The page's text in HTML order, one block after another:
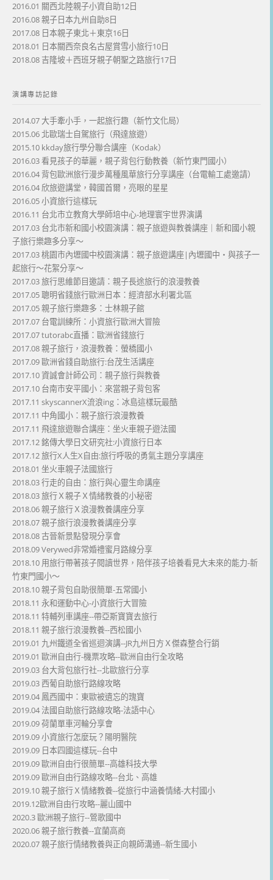
2016.01 關西北陸親子小資自助12日
2016.08 親子日本九州自助8日
2017.08 日本親子東北＋東京16日
2018.01 日本關西奈良名古屋賞雪小旅行10日
2018.08 吉隆坡＋西班牙親子朝聖之路旅行17日
演講專訪記錄
2014.07 大手牽小手，一起旅行趣（新竹文化局）
2015.06 北歐瑞士自駕旅行（飛達旅遊）
2015.10 kkday旅行學分聯合講座（Kodak）
2016.03 看見孩子的華麗，親子背包行動教養（新竹東門國小）
2016.04 背包歐洲旅行漫步萬種風華旅行分享講座（台電輸工處邀請）
2016.04 欣旅遊講堂，韓國首爾，亮眼的星星
2016.05 小資旅行這樣玩
2016.11 台北市立教育大學師培中心-地理寰宇世界演講
2017.03 台北市新和國小校園演講：親子旅遊與教養講座｜新和國小親
子旅行樂趣多分享～
2017.03 桃園市內壢國中校園演講：親子旅遊講座|內壢國中・與孩子一
起旅行～花絮分享～
2017.03 旅行思維節目邀請：親子長途旅行的浪漫教養
2017.05 聰明省錢旅行歐洲日本：經濟部水利署北區
2017.05 親子旅行樂趣多：士林親子館
2017.07 台電訓練所：小資旅行歐洲大冒險
2017.07 tutorabc直播：歐洲省錢旅行
2017.08 親子旅行，浪漫教養：螢橋國小
2017.09 歐洲省錢自助旅行:台茂生活講座
2017.10 資誠會計師公司：親子旅行與教養
2017.10 台南市安平國小：來當親子背包客
2017.11 skyscannerX流浪ing：冰島這樣玩最酷
2017.11 中角國小：親子旅行浪漫教養
2017.11 飛達旅遊聯合講座：坐火車親子遊法國
2017.12 銘傳大學日文研究社:小資旅行日本
2017.12 旅行X人生X自由:旅行呼吸的勇氣主題分享講座
2018.01 坐火車親子法國旅行
2018.03 行走的自由：旅行與心靈生命講座
2018.03 旅行Ｘ親子Ｘ情緒教養的小秘密
2018.06 親子旅行Ｘ浪漫教養講座分享
2018.07 親子旅行浪漫教養講座分享
2018.08 古晉新景點發現分享會
2018.09 Verywed非常婚禮蜜月路線分享
2018.10 用旅行帶著孩子閱讀世界，陪伴孩子培養看見大未來的能力-新
竹東門國小～
2018.10 親子背包自助很簡單-五常國小
2018.11 永和運動中心-小資旅行大冒險
2018.11 特輔列車講座--帶亞斯寶寶去旅行
2018.11 親子旅行浪漫教養--西松國小
2019.01 九州鐵道全省巡迴演講--JR九州日方Ｘ傑森整合行銷
2019.01 歐洲自由行-機票攻略--歐洲自由行全攻略
2019.03 台大背包旅行社--北歐旅行分享
2019.03 西葡自助旅行路線攻略
2019.04 鳳西國中：東歐被遺忘的瑰寶
2019.04 法國自助旅行路線攻略-法語中心
2019.09 荷蘭單車河輪分享會
2019.09 小資旅行怎麼玩？陽明醫院
2019.09 日本四國這樣玩--台中
2019.09 歐洲自由行很簡單--高雄科技大學
2019.09 歐洲自由行路線攻略--台北、高雄
2019.10 親子旅行Ｘ情緒教養--從旅行中涵養情緒-大村國小
2019.12歐洲自由行攻略--麗山國中
2020.3 歐洲親子旅行--鶯歌國中
2020.06 親子旅行教養--宜蘭高商
2020.07 親子旅行情緒教養與正向親師溝通--新生國小